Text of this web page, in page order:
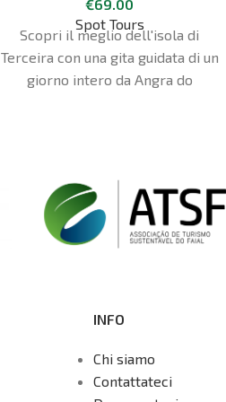
€69.00
Spot Tours
Scopri il meglio dell'isola di
Terceira con una gita guidata di un
giorno intero da Angra do
INFO
Chi siamo
Contattateci